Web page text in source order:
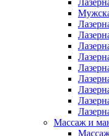
Массаж и